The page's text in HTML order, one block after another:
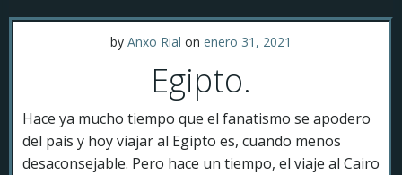
by Anxo Rial on enero 31, 2021
Egipto.
Hace ya mucho tiempo que el fanatismo se apodero
del país y hoy viajar al Egipto es, cuando menos
desaconsejable. Pero hace un tiempo, el viaje al Cairo